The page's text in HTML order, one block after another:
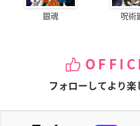
銀魂 呪術
フォローしてより楽